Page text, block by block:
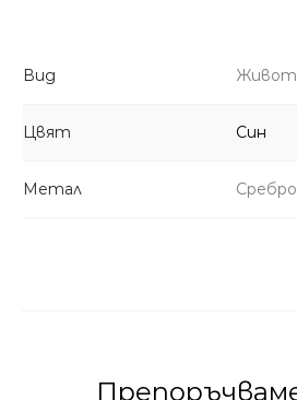
Вид
Цвят Син
Метал Сребро